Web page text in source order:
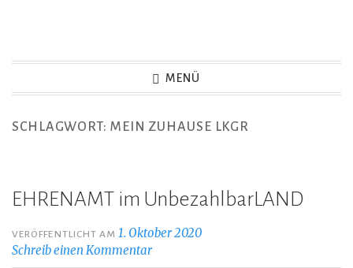
MENÜ
SCHLAGWORT: MEIN ZUHAUSE LKGR
EHRENAMT im UnbezahlbarLAND
VERÖFFENTLICHT AM1. Oktober 2020
Schreib einen Kommentar